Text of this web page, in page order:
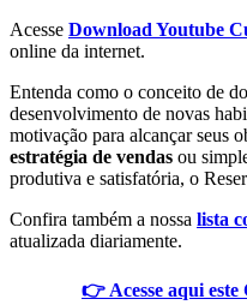
Acesse Download Youtube
online da internet.
Entenda como o conceito de
desenvolvimento de novas
motivação para alcançar seus
estratégia de vendas ou
produtiva e satisfatória, o
Confira também a nossa lista
atualizada diariamente.
👉 Acesse aqui